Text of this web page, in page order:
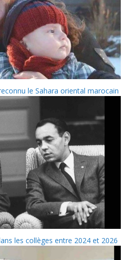
le Sahara oriental marocain
les collèges entre 2024 et 2026